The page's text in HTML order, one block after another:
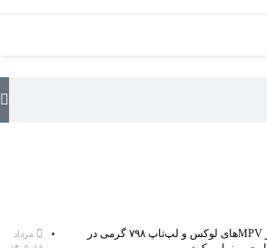
هواوی از MPVهای لوکس و لپ‌تاپ ۷۹۸ گرمی در
مرداد